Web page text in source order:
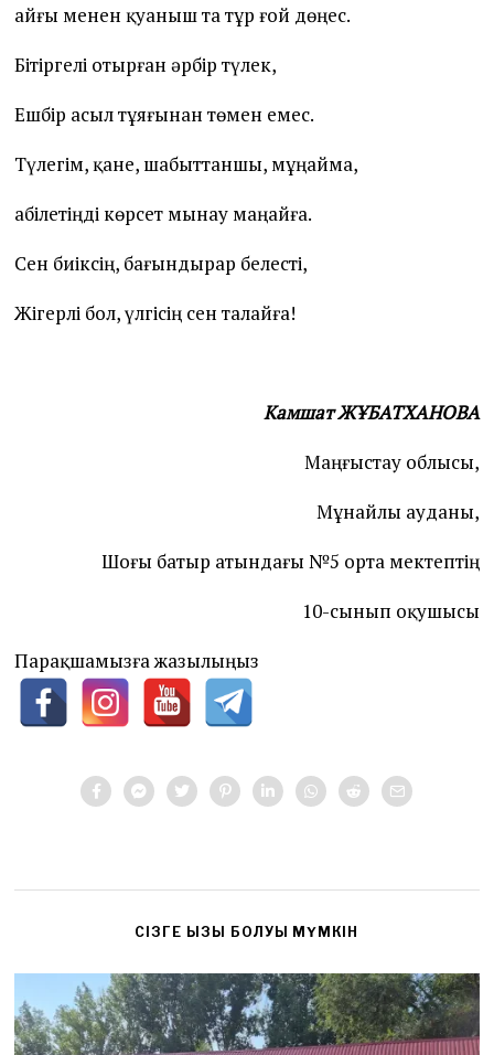
Қайғы менен қуаныш та тұр ғой дөңес.
Бітіргелі отырған әрбір түлек,
Ешбір асыл тұяғынан төмен емес.
Түлегім, қане, шабыттаншы, мұңайма,
Қабілетіңді көрсет мынау маңайға.
Сен биіксің, бағындырар белесті,
Жігерлі бол, үлгісің сен талайға!
Камшат ЖҰБАТХАНОВА
Маңғыстау облысы,
Мұнайлы ауданы,
Шоғы батыр атындағы №5 орта мектептің
10-сынып оқушысы
Парақшамызға жазылыңыз
CІЗГЕ ҚЫЗЫҚ БОЛУЫ МҮМКІН